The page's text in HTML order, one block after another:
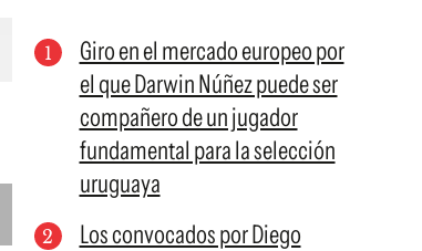
Giro en el mercado europeo por
el que Darwin Núñez puede ser
compañero de un jugador
fundamental para la selección
uruguaya
Los convocados por Diego